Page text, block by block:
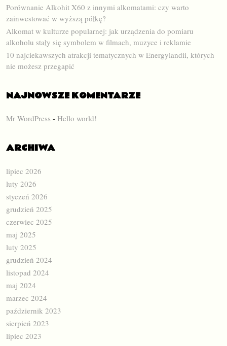
Porównanie Alkohit X60 z innymi alkomatami: czy warto
zainwestować w wyższą półkę?
Alkomat w kulturze popularnej: jak urządzenia do pomiaru
alkoholu stały się symbolem w filmach, muzyce i reklamie
10 najciekawszych atrakcji tematycznych w Energylandii, których
nie możesz przegapić
NAJNOWSZE KOMENTARZE
Mr WordPress - Hello world!
ARCHIWA
lipiec 2026
luty 2026
styczeń 2026
grudzień 2025
czerwiec 2025
maj 2025
luty 2025
grudzień 2024
listopad 2024
maj 2024
marzec 2024
październik 2023
sierpień 2023
lipiec 2023